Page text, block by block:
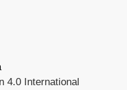
4.0 International